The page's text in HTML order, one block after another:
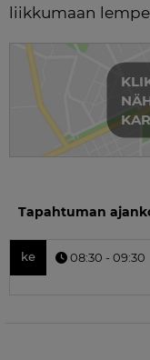
liikkumaan
Tapahtuman
ke 08:30 - 09:30